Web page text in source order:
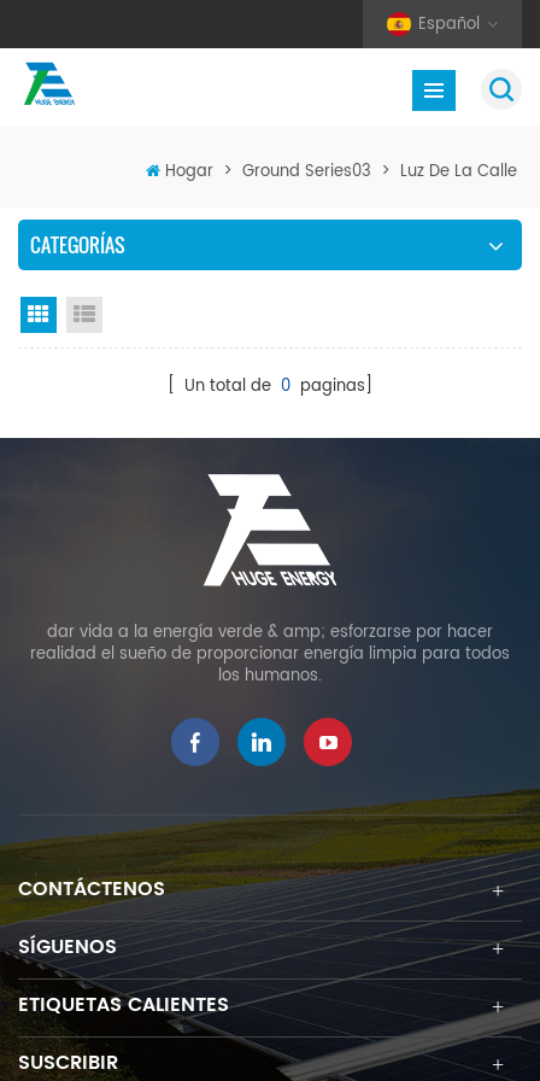
Español
Hogar > Ground Series03 > Luz De La Calle
CATEGORÍAS
Vista en cuadrícula
[ Un total de 0 paginas]
dar vida a la energía verde & amp; esforzarse por hacer
realidad el sueño de proporcionar energía limpia para todos
los humanos.
CONTÁCTENOS
SÍGUENOS
ETIQUETAS CALIENTES
SUSCRIBIR